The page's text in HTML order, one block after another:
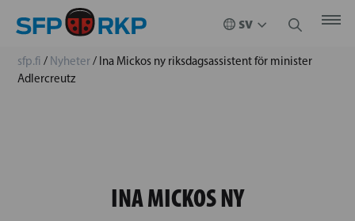
sfp.fi / Nyheter/ Ina Mickos ny riksdagsassistent för minister
Adlercreutz
INA MICKOS NY